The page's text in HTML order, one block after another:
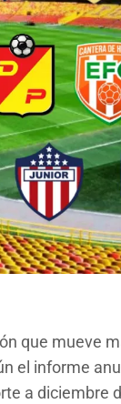
que mueve
el informe
a diciembre